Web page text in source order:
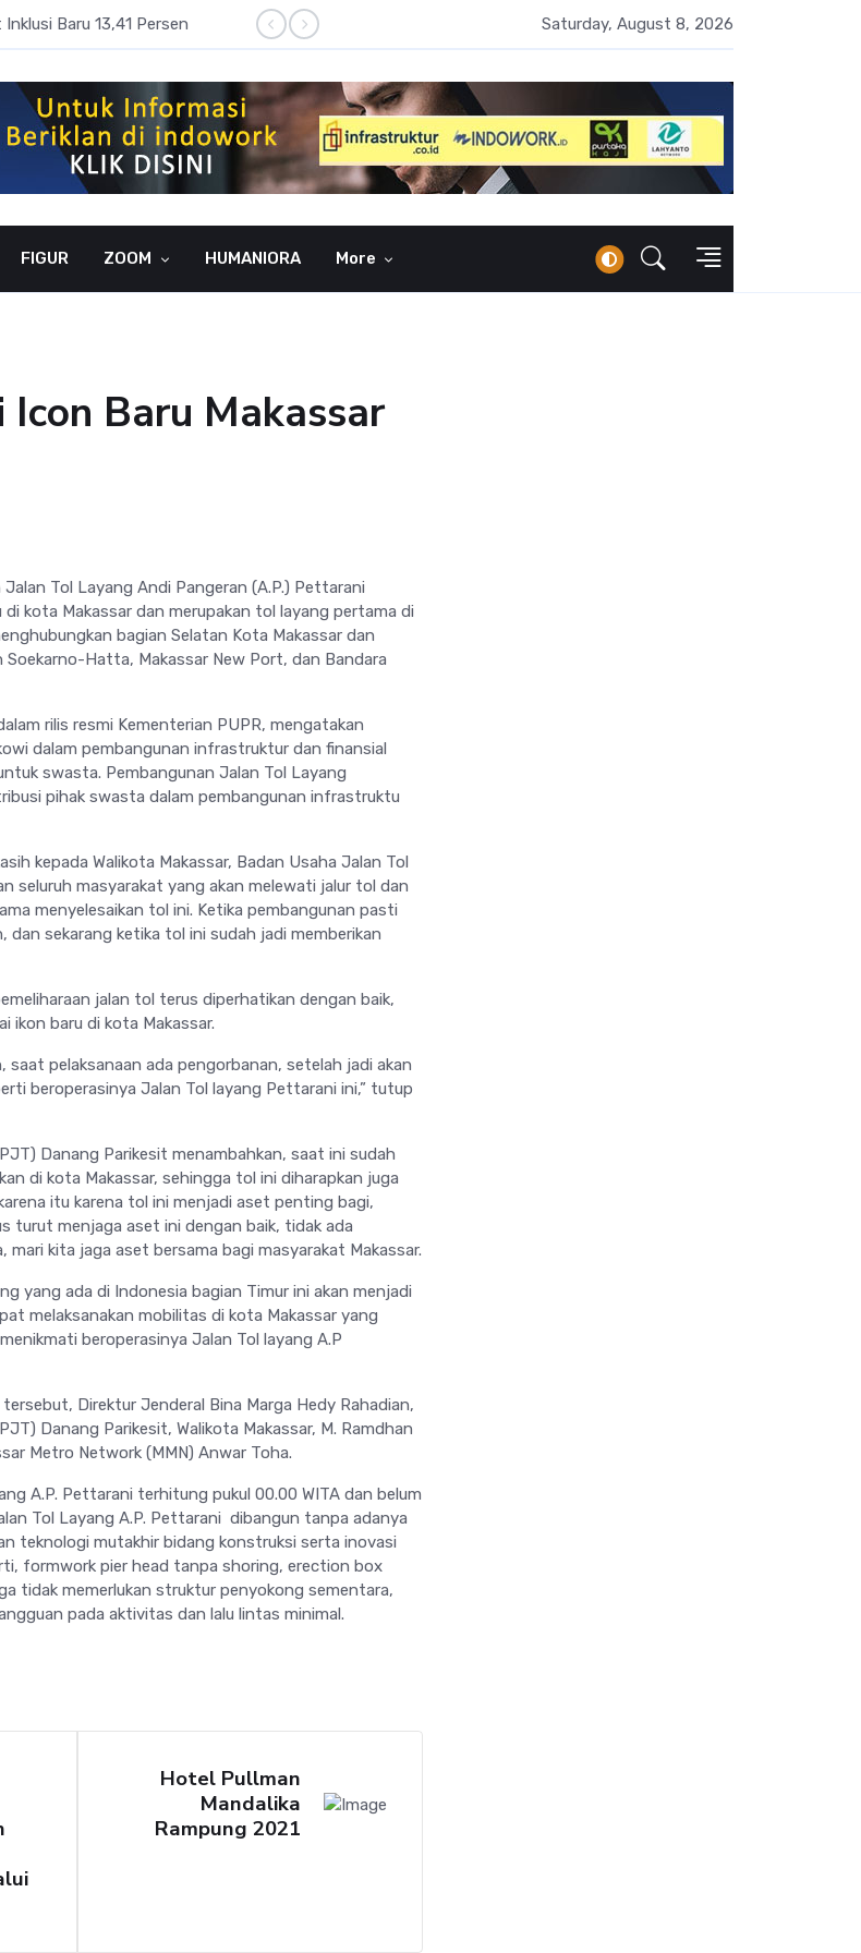
Baru 13,41 Persen Aset Perbankan Syariah Lampaui Rp1.000 Triliun, Pangsa Pasar Masih
Saturday, August 8, 2026
FIGUR ZOOM HUMANIORA More
Baru Makassar
Jalan Tol Layang Andi Pangeran (A.P.) Pettarani
kota Makassar dan merupakan tol layang pertama di
bagian Selatan Kota Makassar dan
Soekarno-Hatta, Makassar New Port, dan Bandara
rilis resmi Kementerian PUPR, mengatakan
dalam pembangunan infrastruktur dan finansial
swasta. Pembangunan Jalan Tol Layang
pihak swasta dalam pembangunan infrastruktu
kepada Walikota Makassar, Badan Usaha Jalan Tol
seluruh masyarakat yang akan melewati jalur tol dan
menyelesaikan tol ini. Ketika pembangunan pasti
sekarang ketika tol ini sudah jadi memberikan
jalan tol terus diperhatikan dengan baik,
ikon baru di kota Makassar.
saat pelaksanaan ada pengorbanan, setelah jadi akan
beroperasinya Jalan Tol layang Pettarani ini,” tutup
Danang Parikesit menambahkan, saat ini sudah
di kota Makassar, sehingga tol ini diharapkan juga
itu karena tol ini menjadi aset penting bagi,
turut menjaga aset ini dengan baik, tidak ada
kita jaga aset bersama bagi masyarakat Makassar.
yang ada di Indonesia bagian Timur ini akan menjadi
melaksanakan mobilitas di kota Makassar yang
beroperasinya Jalan Tol layang A.P
Direktur Jenderal Bina Marga Hedy Rahadian,
Danang Parikesit, Walikota Makassar, M. Ramdhan
Metro Network (MMN) Anwar Toha.
A.P. Pettarani terhitung pukul 00.00 WITA dan belum
Tol Layang A.P. Pettarani dibangun tanpa adanya
teknologi mutakhir bidang konstruksi serta inovasi
formwork pier head tanpa shoring, erection box
tidak memerlukan struktur penyokong sementara,
pada aktivitas dan lalu lintas minimal.
Hotel Pullman
Mandalika
Rampung 2021